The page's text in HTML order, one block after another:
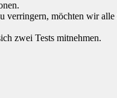
möchten wir
zwei Tests mitnehmen.